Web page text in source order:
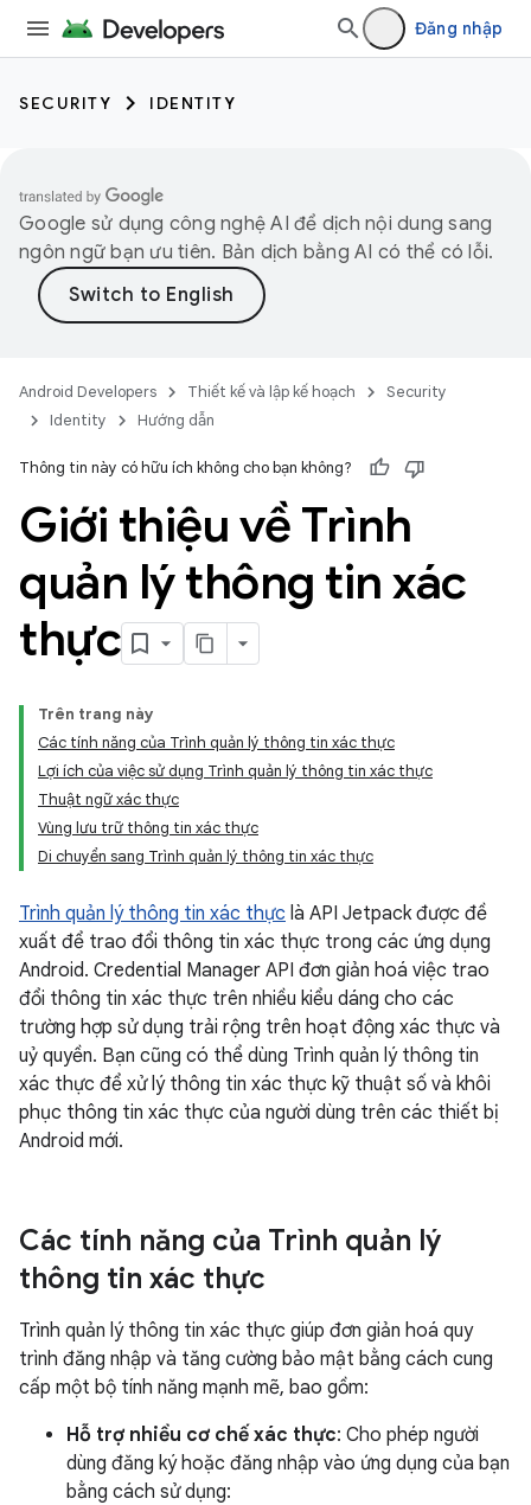
Đăng nhập
SECURITY IDENTITY
Google sử dụng công nghệ AI để dịch nội dung sang
ngôn ngữ bạn ưu tiên. Bản dịch bằng AI có thể có lỗi.
Android Developers Thiết kế và lập kế hoạch
Security
Identity
Hướng dẫn
Thông tin này có hữu ích không cho bạn không?
Giới thiệu về Trình
quản lý thông tin xác
thực
Trên trang này
Các tính năng của Trình quản lý thông tin xác thực
Lợi ích của việc sử dụng Trình quản lý thông tin xác thực
Thuật ngữ xác thực
Vùng lưu trữ thông tin xác thực
Di chuyển sang Trình quản lý thông tin xác thực
Trình quản lý thông tin xác thực là API Jetpack được đề
xuất để trao đổi thông tin xác thực trong các ứng dụng
Android. Credential Manager API đơn giản hoá việc trao
đổi thông tin xác thực trên nhiều kiểu dáng cho các
trường hợp sử dụng trải rộng trên hoạt động xác thực và
uỷ quyền. Bạn cũng có thể dùng Trình quản lý thông tin
xác thực để xử lý thông tin xác thực kỹ thuật số và khôi
phục thông tin xác thực của người dùng trên các thiết bị
Android mới.
Các tính năng của Trình quản lý
thông tin xác thực
Trình quản lý thông tin xác thực giúp đơn giản hoá quy
trình đăng nhập và tăng cường bảo mật bằng cách cung
cấp một bộ tính năng mạnh mẽ, bao gồm:
Hỗ trợ nhiều cơ chế xác thực: Cho phép người
dùng đăng ký hoặc đăng nhập vào ứng dụng của bạn
bằng cách sử dụng: